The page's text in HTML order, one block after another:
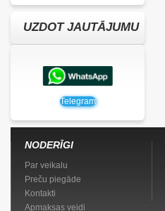
UZDOT JAUTĀJUMU
Telegram
NODERĪGI
Par veikalu
Preču piegāde
Kontakti
Apmaksas veidi